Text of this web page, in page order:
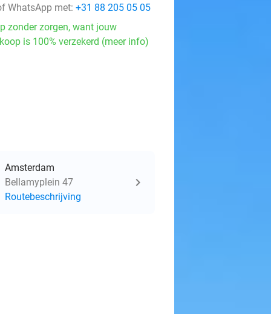
WhatsApp met: +31 88 205 05 05
zonder zorgen, want jouw
is 100% verzekerd (meer info)
Amsterdam
Bellamyplein 47
Routebeschrijving